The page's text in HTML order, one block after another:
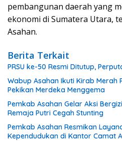
pembangunan daerah yang
ekonomi di Sumatera Utara,
Asahan.
Berita Terkait
PRSU ke-50 Resmi Ditutup,
Wabup Asahan Ikuti Kirab Merah
Pekikan Merdeka Menggema
Pemkab Asahan Gelar Aksi
Remaja Putri Cegah Stunting
Pemkab Asahan Resmikan
Kependudukan di Kantor Camat